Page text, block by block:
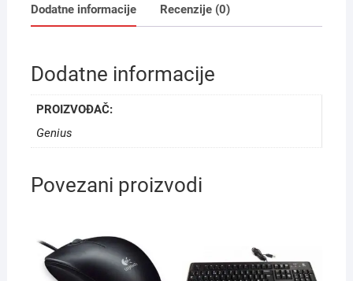
Dodatne informacije Recenzije (0)
Dodatne informacije
PROIZVOĐAČ:
Genius
Povezani proizvodi